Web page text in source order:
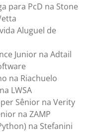
para PcD na Stone
Aluguel de
Junior na Adtail
na Riachuelo
LWSA
Sênior na Verity
na ZAMP
na Stefanini